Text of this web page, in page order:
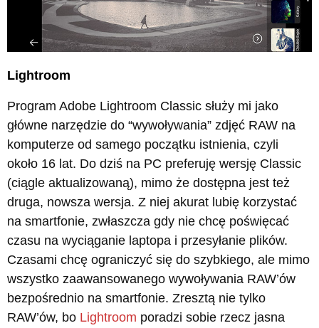
Lightroom
Program Adobe Lightroom Classic służy mi jako
główne narzędzie do “wywoływania” zdjęć RAW na
komputerze od samego początku istnienia, czyli
około 16 lat. Do dziś na PC preferuję wersję Classic
(ciągle aktualizowaną), mimo że dostępna jest też
druga, nowsza wersja. Z niej akurat lubię korzystać
na smartfonie, zwłaszcza gdy nie chcę poświęcać
czasu na wyciąganie laptopa i przesyłanie plików.
Czasami chcę ograniczyć się do szybkiego, ale mimo
wszystko zaawansowanego wywoływania RAW’ów
bezpośrednio na smartfonie. Zresztą nie tylko
RAW’ów, bo Lightroom poradzi sobie rzecz jasna